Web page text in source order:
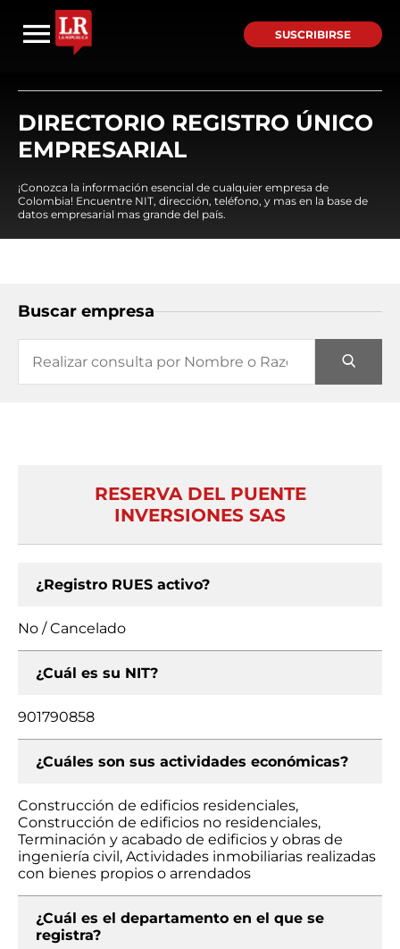
SUSCRIBIRSE
DIRECTORIO REGISTRO ÚNICO
EMPRESARIAL
¡Conozca la información esencial de cualquier empresa de
Colombia! Encuentre NIT, dirección, teléfono, y mas en la base de
datos empresarial mas grande del país.
Buscar empresa
RESERVA DEL PUENTE
INVERSIONES SAS
¿Registro RUES activo?
No / Cancelado
¿Cuál es su NIT?
901790858
¿Cuáles son sus actividades económicas?
Construcción de edificios residenciales,
Construcción de edificios no residenciales,
Terminación y acabado de edificios y obras de
ingeniería civil, Actividades inmobiliarias realizadas
con bienes propios o arrendados
¿Cuál es el departamento en el que se
registra?